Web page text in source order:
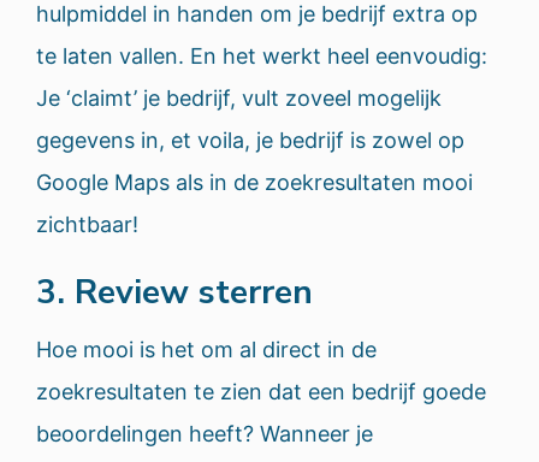
hulpmiddel in handen om je bedrijf extra op
te laten vallen. En het werkt heel eenvoudig:
Je ‘claimt’ je bedrijf, vult zoveel mogelijk
gegevens in, et voila, je bedrijf is zowel op
Google Maps als in de zoekresultaten mooi
zichtbaar!
3. Review sterren
Hoe mooi is het om al direct in de
zoekresultaten te zien dat een bedrijf goede
beoordelingen heeft? Wanneer je